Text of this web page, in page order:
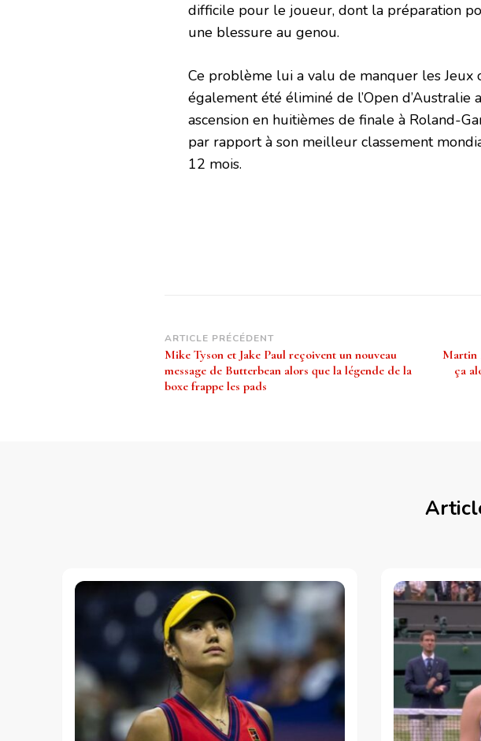
difficile pour le joueur, dont la préparation
une blessure au genou.
Ce problème lui a valu de manquer les Jeux
également été éliminé de l’Open
ascension en huitièmes de finale à Roland-
par rapport à son meilleur classement
12 mois.
Navigation
d’article
ARTICLE PRÉCÉDENT
Mike Tyson et Jake Paul reçoivent un nouveau
message de Butterbean alors que la légende de la
boxe frappe les pads
Martin
ça